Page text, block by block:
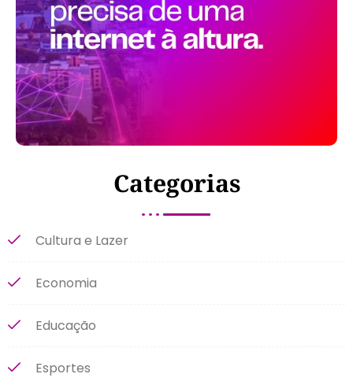
Categorias
Cultura e Lazer
Economia
Educação
Esportes